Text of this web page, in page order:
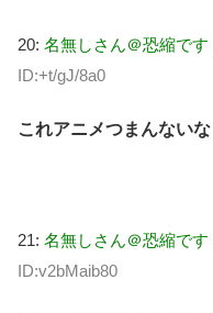
20: 名無しさん＠恐縮です
ID:+t/gJ/8a0
これアニメつまんないな
21: 名無しさん＠恐縮です
ID:v2bMaib80